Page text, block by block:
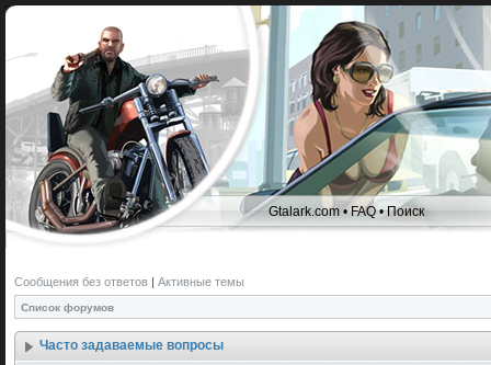
Gtalark.com •FAQ•Поиск
Сообщения без ответов | Активные темы
Список форумов
Часто задаваемые вопросы